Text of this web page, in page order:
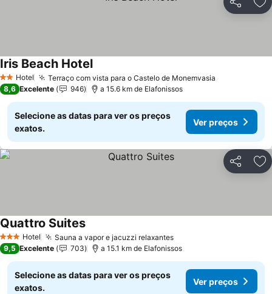
Partilhar
2 Estrelas
Hotel Terraço com vista para o Castelo de Monemvasia
Iris Beach HotelVer preços
8,6 Excelente 946 a 15.6 km de Elafonissos
Selecione as datas para ver os preços
exatos.
Ver preços
Partilhar
3 EstrelasHotel Sauna a vapor e jacuzzi relaxantesVer preços
Quattro SuitesVer preços
9,5 Excelente 703 a 15.1 km de Elafonissos
Selecione as datas para ver os preços
exatos.
Ver preços